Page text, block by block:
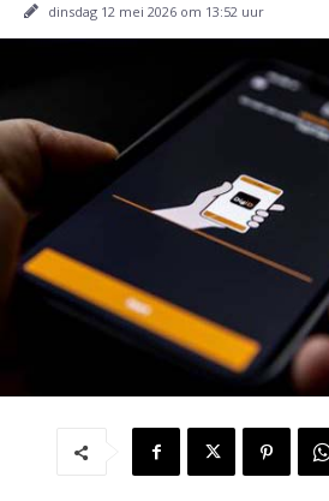
dinsdag 12 mei 2026 om 13:52 uur